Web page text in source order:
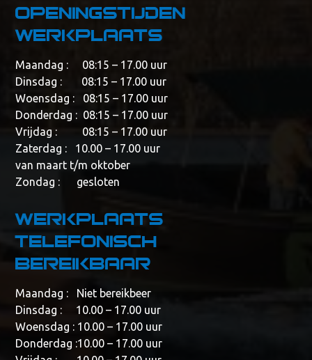
Openingstijden
werkplaats
Maandag : 08:15 – 17.00 uur
Dinsdag : 08:15 – 17.00 uur
Woensdag : 08:15 – 17.00 uur
Donderdag : 08:15 – 17.00 uur
Vrijdag : 08:15 – 17.00 uur
Zaterdag : 10.00 – 17.00 uur
van maart t/m oktober
Zondag : gesloten
Werkplaats
telefonisch
bereikbaar
Maandag : Niet bereikbeer
Dinsdag : 10.00 – 17.00 uur
Woensdag : 10.00 – 17.00 uur
Donderdag :10.00 – 17.00 uur